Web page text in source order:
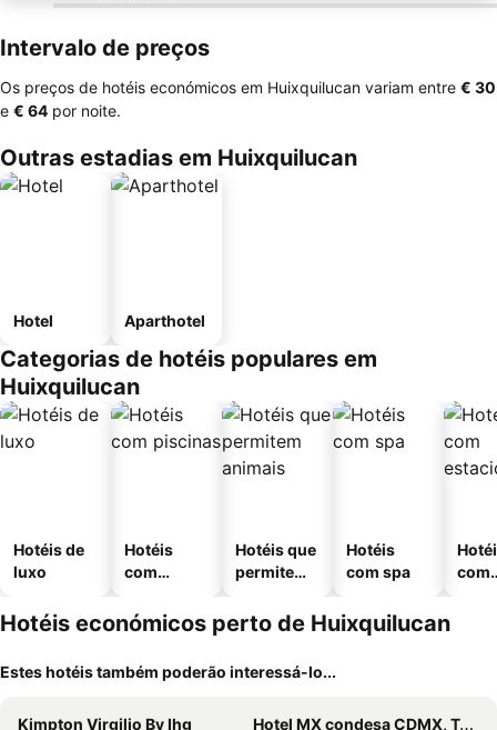
Intervalo de preços
Os preços de hotéis económicos em Huixquilucan variam entre ‎€ 30
e ‎€ 64 por noite.
Outras estadias em Huixquilucan
Hotel Aparthotel
Categorias de hotéis populares em
Huixquilucan
Hotéis de
luxo
Hotéis
com
Hotéis que
permitem
Hotéis
com spa
com
Hotéis económicos perto de Huixquilucan
Estes hotéis também poderão interessá-lo...
Kimpton Virgilio By Ihg
Hotel MX condesa CDMX, Trademark Collection by Wyndham